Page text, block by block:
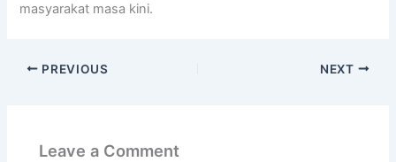
masyarakat masa kini.
PREVIOUS NEXT
Leave a Comment